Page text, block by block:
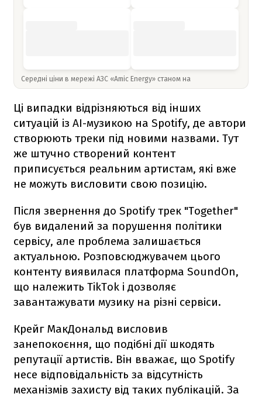
Середні ціни в мережі АЗС «Amic Energy» станом на
Ці випадки відрізняються від інших
ситуацій із AI-музикою на Spotify, де автори
створюють треки під новими назвами. Тут
же штучно створений контент
приписується реальним артистам, які вже
не можуть висловити свою позицію.
Після звернення до Spotify трек "Together"
був видалений за порушення політики
сервісу, але проблема залишається
актуальною. Розповсюджувачем цього
контенту виявилася платформа SoundOn,
що належить TikTok і дозволяє
завантажувати музику на різні сервіси.
Крейг МакДональд висловив
занепокоєння, що подібні дії шкодять
репутації артистів. Він вважає, що Spotify
несе відповідальність за відсутність
механізмів захисту від таких публікацій. За